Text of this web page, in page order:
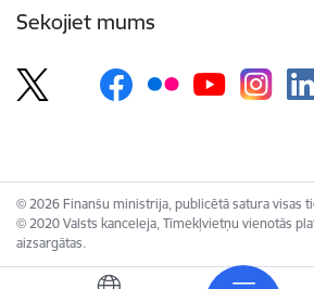
Sekojiet mums
© 2026 Finanšu ministrija, publicētā satura visas
© 2020 Valsts kanceleja, Tīmekļvietņu vienotās
aizsargātas.